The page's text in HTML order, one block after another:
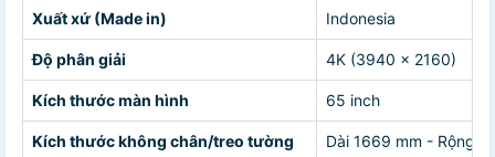
Xuất xứ (Made in) Indonesia
Độ phân giải 4K (3940 x 2160)
Kích thước màn hình 65 inch
Kích thước không chân/treo tường Dài 1669 mm - Rộng